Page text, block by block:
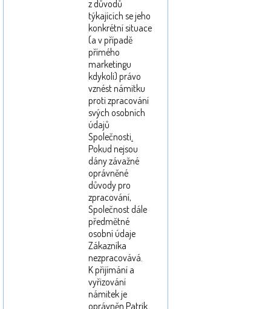
z důvodů
týkajících se jeho
konkrétní situace
(a v případě
přímého
marketingu
kdykoli) právo
vznést námitku
proti zpracování
svých osobních
údajů
Společnosti.
Pokud nejsou
dány závažné
oprávněné
důvody pro
zpracování,
Společnost dále
předmětné
osobní údaje
Zákazníka
nezpracovává.
K přijímání a
vyřizování
námitek je
oprávněn Patrik